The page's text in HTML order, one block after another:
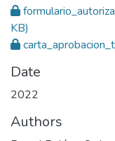
KB)
Date
2022
Authors